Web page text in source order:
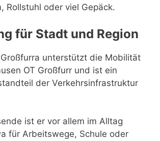
Rollstuhl oder viel Gepäck.
für Stadt und Region
unterstützt die Mobilität
OT Großfurr und ist ein
der Verkehrsinfrastruktur
ist er vor allem im Alltag
für Arbeitswege, Schule oder